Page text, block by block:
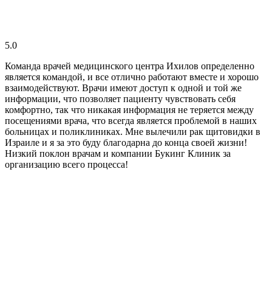
5.0
Команда врачей медицинского центра Ихилов определенно
является командой, и все отлично работают вместе и хорошо
взаимодействуют. Врачи имеют доступ к одной и той же
информации, что позволяет пациенту чувствовать себя
комфортно, так что никакая информация не теряется между
посещениями врача, что всегда является проблемой в наших
больницах и поликлиниках. Мне вылечили рак щитовидки в
Израиле и я за это буду благодарна до конца своей жизни!
Низкий поклон врачам и компании Букинг Клиник за
организацию всего процесса!